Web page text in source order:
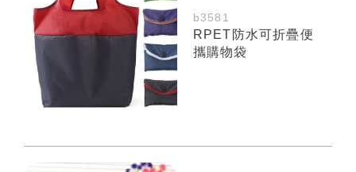
b3581
RPET防水可折疊便
攜購物袋